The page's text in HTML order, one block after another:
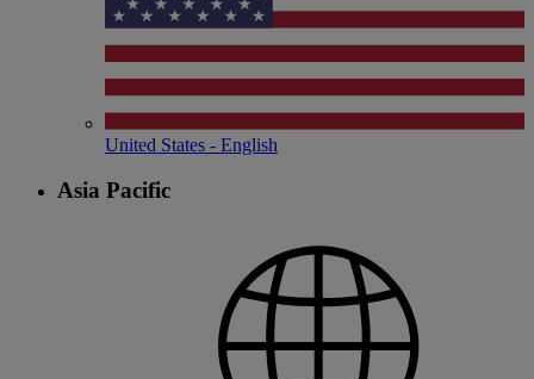
United States - English
Asia Pacific